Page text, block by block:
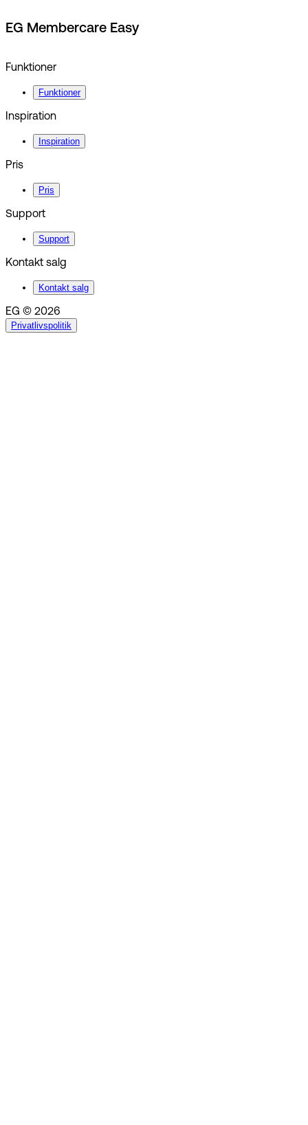
EG Membercare Easy
Funktioner
Funktioner
Inspiration
Inspiration
Pris
Pris
Support
Support
Kontakt salg
Kontakt salg
EG © 2026
Privatlivspolitik